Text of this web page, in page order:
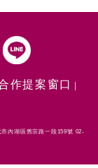
作提案窗口
內湖區舊宗路一段159號 02-